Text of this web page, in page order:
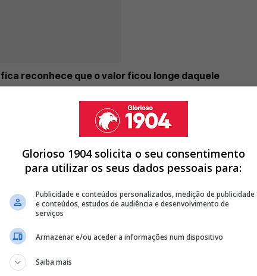
reconhece que o valor ficou longe daquele
não deixou de demonstrar esperança de recuperação
como David Neres, João Neves, Marcos Leonardo e
pelo Presidente para o resultado negativo,
depois do Euro 2024.
MARCO SILVA RECEBE NOTÍCIA QUE PODE MUDAR O
VENDA DE AÇÕES E PODE ATIVAR ARTIGO 13 DOS
BENFICA E CRITICA DIREÇÃO DE RUI COSTA: "SE A SAD NÃO
Glorioso 1904 solicita o seu consentimento
para utilizar os seus dados pessoais para:
Publicidade e conteúdos personalizados, medição de publicidade
e conteúdos, estudos de audiência e desenvolvimento de
serviços
Armazenar e/ou aceder a informações num dispositivo
Saiba mais